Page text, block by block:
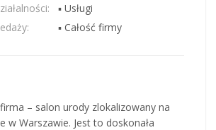
▪ Usługi
▪ Całość firmy
– salon urody zlokalizowany na
w Warszawie. Jest to doskonała